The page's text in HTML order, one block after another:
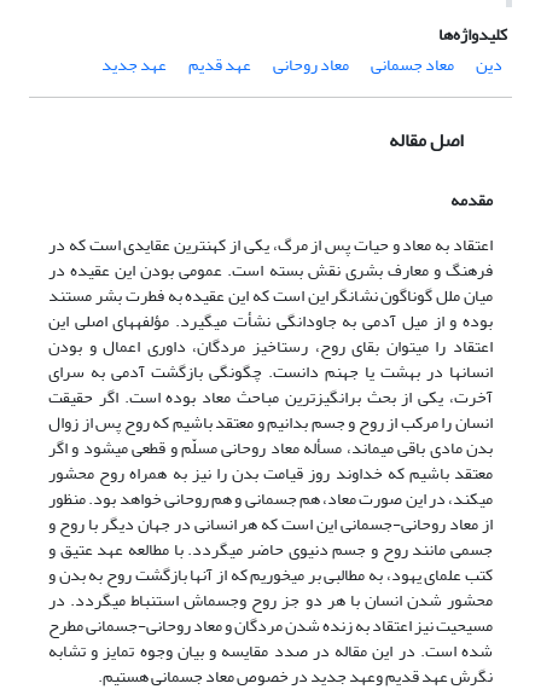
کلیدواژه‌ها
دین
معاد جسمانی معاد روحانی عهد قدیم عهد جدید
اصل مقاله
مقدمه
اعتقاد به معاد و حیات پس از مرگ، یکی از کهن‏ترین عقایدی است که در
فرهنگ و معارف بشری نقش بسته است. عمومی بودن این عقیده در
میان ملل گوناگون نشان‏گر این است که این عقیده به فطرت بشر مستند
بوده و از میل آدمی به جاودانگی نشأت می‏گیرد. مؤلفه‏های اصلی این
اعتقاد را می‏توان بقای روح، رستاخیز مردگان، داوری اعمال و بودن
انسان‏ها در بهشت یا جهنم دانست. چگونگی بازگشت آدمی به سرای
آخرت، یکی از بحث برانگیزترین مباحث معاد بوده است. اگر حقیقت
انسان را مرکب از روح و جسم بدانیم و معتقد باشیم که روح پس از زوال
بدن مادی باقی می‏ماند، مسأله معاد روحانی مسلّم و قطعی می‏شود و اگر
معتقد باشیم که خداوند روز قیامت بدن را نیز به همراه روح محشور
می‏کند، در این صورت معاد، هم جسمانی و هم روحانی خواهد بود. منظور
از معاد روحانی-جسمانی این است که هر انسانی در جهان دیگر با روح و
جسمی مانند روح و جسم دنیوی حاضر می‏گردد. با مطالعه عهد عتیق و
کتب علمای یهود، به مطالبی بر می‏خوریم که از آنها بازگشت روح به بدن و
محشور شدن انسان با هر دو جز روح وجسم‏اش استنباط می‏گردد. در
مسیحیت نیز اعتقاد به زنده شدن مردگان و معاد روحانی-جسمانی مطرح
شده است. در این مقاله در صدد مقایسه و بیان وجوه تمایز و تشابه
نگرش عهد قدیم وعهد جدید در خصوص معاد جسمانی هستیم.